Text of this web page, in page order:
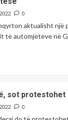
0
aktualisht
të automjeteve në
sot protestohet
0